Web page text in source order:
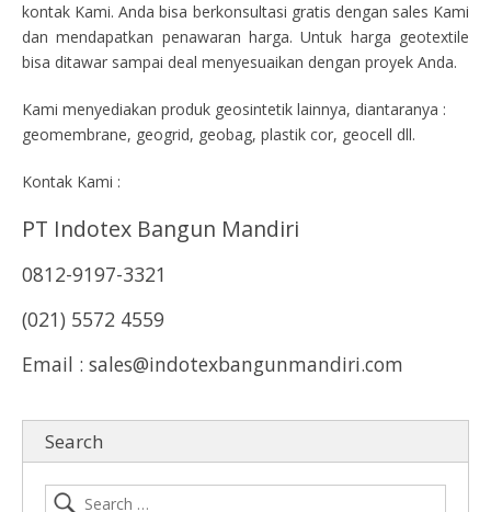
kontak Kami. Anda bisa berkonsultasi gratis dengan sales Kami
dan mendapatkan penawaran harga. Untuk harga geotextile
bisa ditawar sampai deal menyesuaikan dengan proyek Anda.
Kami menyediakan produk geosintetik lainnya, diantaranya :
geomembrane, geogrid, geobag, plastik cor, geocell dll.
Kontak Kami :
PT Indotex Bangun Mandiri
0812-9197-3321
(021) 5572 4559
Email : sales@indotexbangunmandiri.com
Search